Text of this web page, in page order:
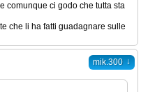
comunque ci godo che tutta sta
che li ha fatti guadagnare sulle
mik.300 ↓